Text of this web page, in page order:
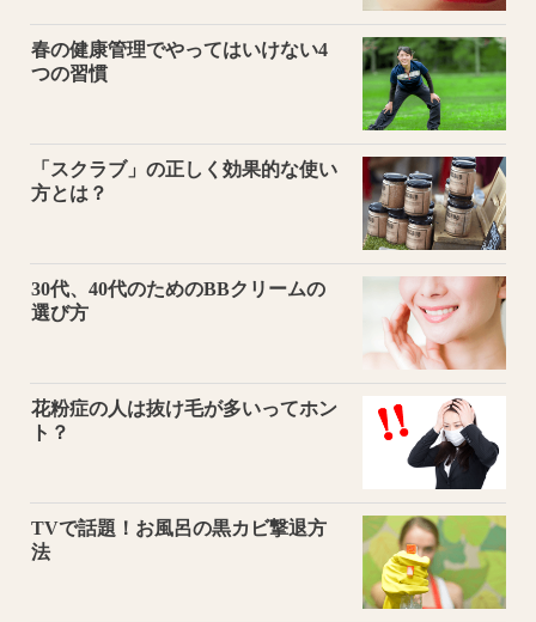
春の健康管理でやってはいけない4
つの習慣
「スクラブ」の正しく効果的な使い
方とは？
30代、40代のためのBBクリームの
選び方
花粉症の人は抜け毛が多いってホン
ト？
TVで話題！お風呂の黒カビ撃退方
法